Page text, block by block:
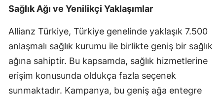
Ordu
Sakarya
Samsun
Siirt
Sağlık Ağı ve Yenilikçi Yaklaşımlar
Allianz Türkiye, Türkiye genelinde yaklaşık 7.500
anlaşmalı sağlık kurumu ile birlikte geniş bir sağlık
ağına sahiptir. Bu kapsamda, sağlık hizmetlerine
erişim konusunda oldukça fazla seçenek
sunmaktadır. Kampanya, bu geniş ağa entegre